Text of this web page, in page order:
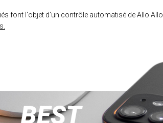
font l'objet d'un contrôle automatisé de Allo Allo.